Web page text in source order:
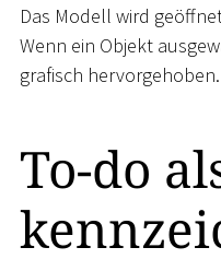
Das Modell wird
Wenn ein Objekt
grafisch hervorgehoben.
To-do